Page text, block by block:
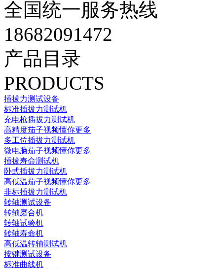
全国统一服务热线
18682091472
产品目录
PRODUCTS
插拔力测试设备
标准插拔力测试机
充电枪插拔力测试机
高精度茄子视频懂你更多
多工位插拔力测试机
微电脑茄子视频懂你更多
插拔寿命测试机
卧式插拔力测试机
高低温茄子视频懂你更多
非标插拔力测试机
转轴测试设备
转轴磨合机
转轴试验机
转轴寿命机
高低温转轴测试机
按键测试设备
标准曲线机